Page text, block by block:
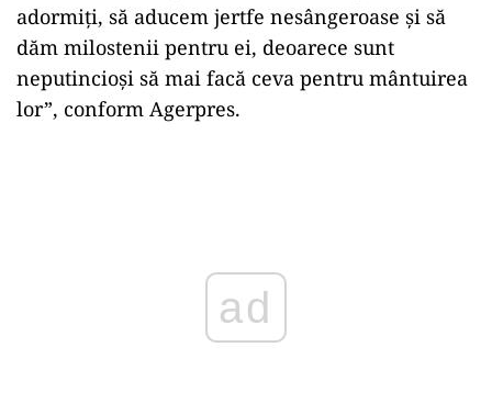
adormiţi, să aducem jertfe nesângeroase şi să
dăm milostenii pentru ei, deoarece sunt
neputincioşi să mai facă ceva pentru mântuirea
lor”, conform Agerpres.